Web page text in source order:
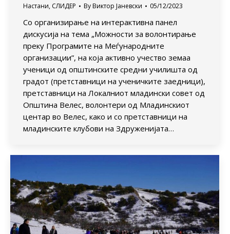
Настани, СЛИДЕР By Виктор Јаневски 05/12/2023
Со организирање на интерактивна панел
дискусија на тема „Можности за волонтирање
преку Програмите на Меѓународните
организации”, на која активно учество земаа
ученици од општинските средни училишта од
градот (претставници на ученичките заедници),
претставници на Локалниот младински совет од
Општина Велес, волонтери од Младинскиот
центар во Велес, како и со претставници на
младинските клубови на Здруженијата…